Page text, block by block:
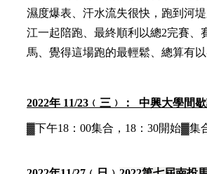
濕度爆表、汗水流失很快，跑到河
江一起陪跑、最終順利以總2完賽、
馬、覺得這場跑的最輕鬆、總算有
2022年 11/23﹙三﹚： 中興大學間
▓下午18：00集合，18：30開始▓集